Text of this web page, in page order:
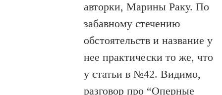
авторки, Марины Раку. По
забавному стечению
обстоятельств и название у
нее практически то же, что
у статьи в №42. Видимо,
разговор про “Оперные